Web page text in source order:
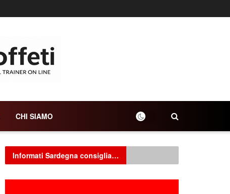
CHI SIAMO
Informati Sardegna consiglia…